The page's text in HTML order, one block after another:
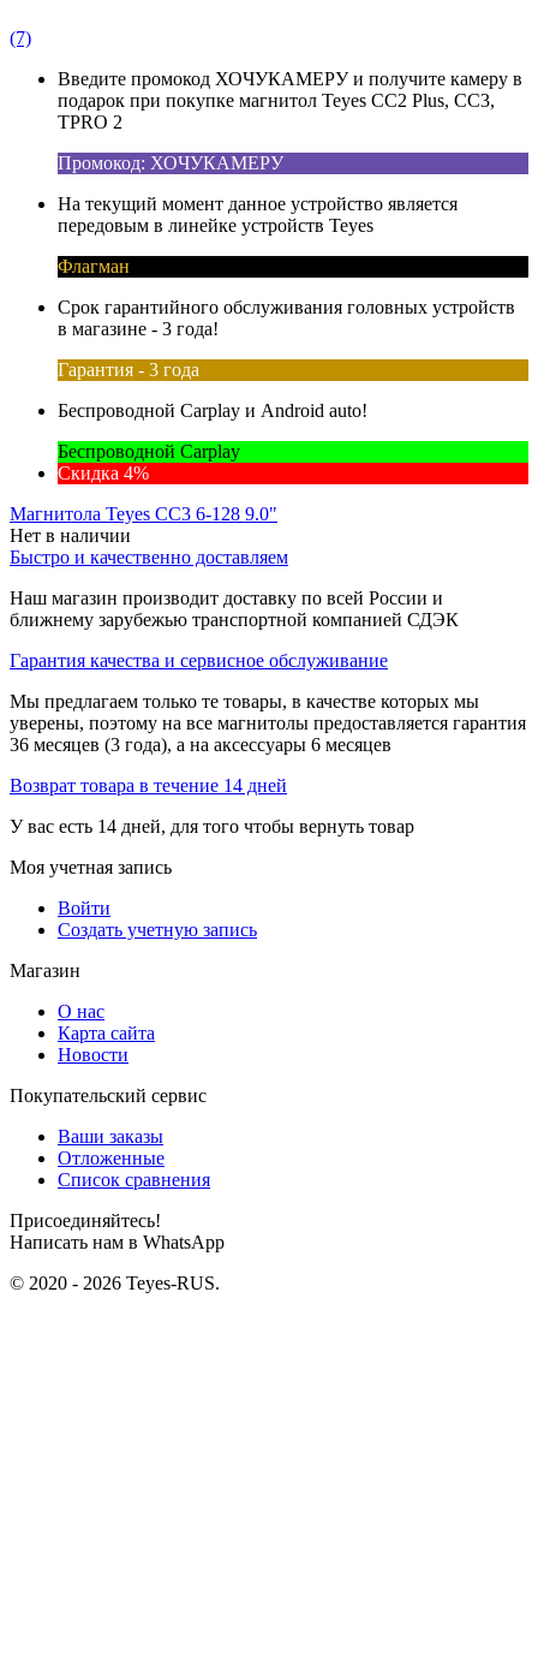
(7)
Введите промокод ХОЧУКАМЕРУ и получите камеру в
подарок при покупке магнитол Teyes CC2 Plus, CC3,
TPRO 2
Промокод: ХОЧУКАМЕРУ
На текущий момент данное устройство является
передовым в линейке устройств Teyes
Флагман
Срок гарантийного обслуживания головных устройств
в магазине - 3 года!
Гарантия - 3 года
Беспроводной Carplay и Android auto!
Беспроводной Carplay
Скидка 4%
Магнитола Teyes CC3 6-128 9.0"
Нет в наличии
Быстро и качественно доставляем
Наш магазин производит доставку по всей России и
ближнему зарубежью транспортной компанией СДЭК
Гарантия качества и сервисное обслуживание
Мы предлагаем только те товары, в качестве которых мы
уверены, поэтому на все магнитолы предоставляется гарантия
36 месяцев (3 года), а на аксессуары 6 месяцев
Возврат товара в течение 14 дней
У вас есть 14 дней, для того чтобы вернуть товар
Моя учетная запись
Войти
Создать учетную запись
Магазин
О нас
Карта сайта
Новости
Покупательский сервис
Ваши заказы
Отложенные
Список сравнения
Присоединяйтесь!
Написать нам в WhatsApp
© 2020 - 2026 Teyes-RUS.